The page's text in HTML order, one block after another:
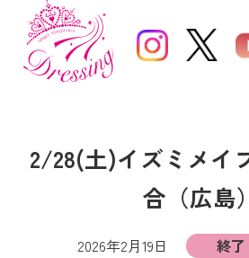
2/28(土)イズミメイ
合（広島）
2026年2月19日 終了